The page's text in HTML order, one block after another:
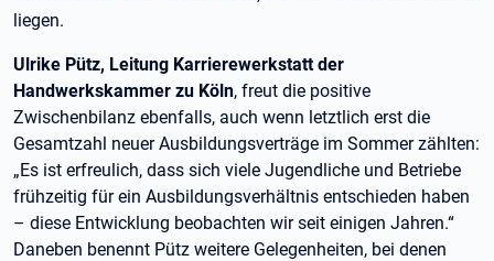
liegen.
Ulrike Pütz, Leitung Karrierewerkstatt der
Handwerkskammer zu Köln, freut die positive
Zwischenbilanz ebenfalls, auch wenn letztlich erst die
Gesamtzahl neuer Ausbildungsverträge im Sommer zählten:
„Es ist erfreulich, dass sich viele Jugendliche und Betriebe
frühzeitig für ein Ausbildungsverhältnis entschieden haben
– diese Entwicklung beobachten wir seit einigen Jahren.“
Daneben benennt Pütz weitere Gelegenheiten, bei denen